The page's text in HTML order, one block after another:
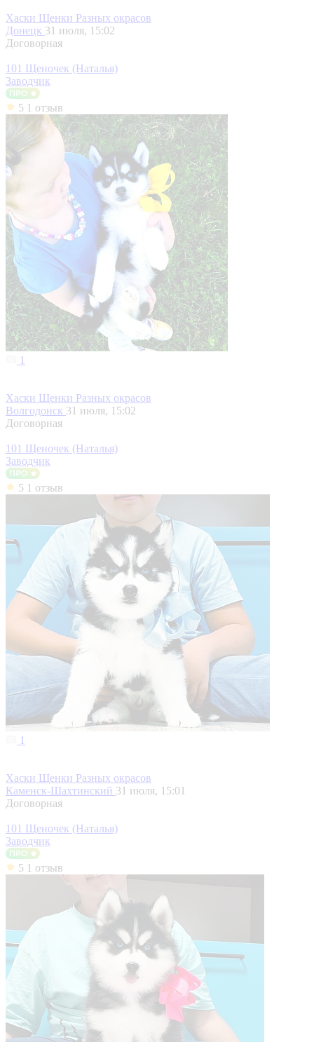
Хаски Щенки Разных окрасов
Донецк 31 июля, 15:02
Договорная
101 Щеночек (Наталья)
Заводчик
5 1 отзыв
1
Хаски Щенки Разных окрасов
Волгодонск 31 июля, 15:02
Договорная
101 Щеночек (Наталья)
Заводчик
5 1 отзыв
1
Хаски Щенки Разных окрасов
Каменск-Шахтинский 31 июля, 15:01
Договорная
101 Щеночек (Наталья)
Заводчик
5 1 отзыв